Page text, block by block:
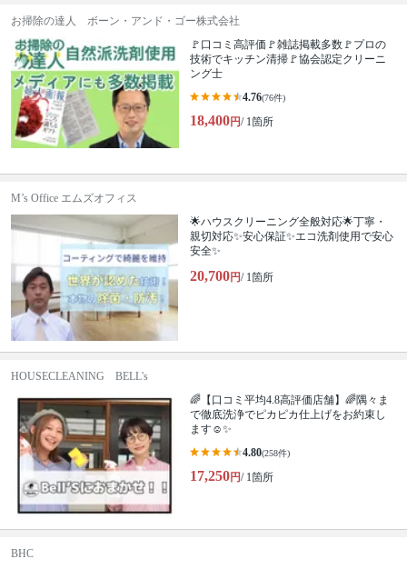
お掃除の達人 ボーン・アンド・ゴー株式会社
🚩口コミ高評価🚩雑誌掲載多数🚩プロの
技術でキッチン清掃🚩協会認定クリーニ
ング士
4.76(76件)
18,400円/ 1箇所
M’s Office エムズオフィス
🌟ハウスクリーニング全般対応🌟丁寧・
親切対応✨安心保証✨エコ洗剤使用で安心
安全✨
20,700円/ 1箇所
HOUSECLEANING BELL's
🌈【口コミ平均4.8高評価店舗】🌈隅々ま
で徹底洗浄でピカピカ仕上げをお約束し
ます☺✨
4.80(258件)
17,250円/ 1箇所
BHC